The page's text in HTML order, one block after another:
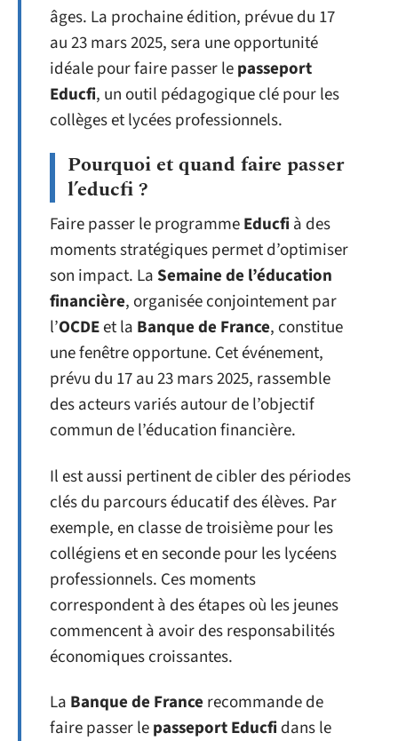
âges. La prochaine édition, prévue du 17
au 23 mars 2025, sera une opportunité
idéale pour faire passer lepasseport
Educfi, un outil pédagogique clé pour les
collèges et lycées professionnels.
Pourquoi et quand faire passer
l’educfi ?
Faire passer le programmeEducfià des
moments stratégiques permet d’optimiser
son impact. LaSemaine de l’éducation
financière, organisée conjointement par
l’OCDEet la Banque de France, constitue
une fenêtre opportune. Cet événement,
prévu du 17 au 23 mars 2025, rassemble
des acteurs variés autour de l’objectif
commun de l’éducation financière.
Il est aussi pertinent de cibler des périodes
clés du parcours éducatif des élèves. Par
exemple, en classe de troisième pour les
collégiens et en seconde pour les lycéens
professionnels. Ces moments
correspondent à des étapes où les jeunes
commencent à avoir des responsabilités
économiques croissantes.
La Banque de France recommande de
faire passer lepasseport Educfidans le